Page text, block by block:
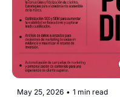
May 25, 2026 • 1 min read